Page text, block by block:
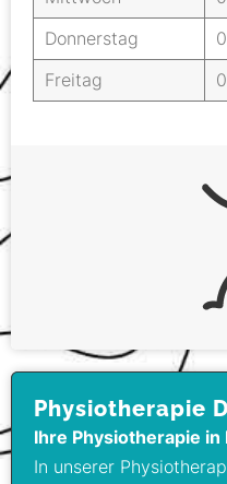
Donnerstag
Freitag
Physiotherapie
Ihre Physiotherapie in
In unserer